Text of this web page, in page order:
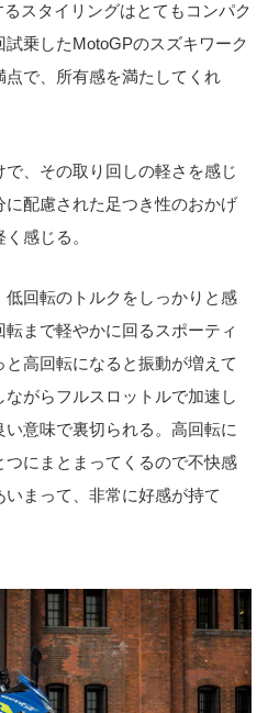
スタイリングはとてもコンパク
試乗したMotoGPのスズキワーク
で、所有感を満たしてくれ
、その取り回しの軽さを感じ
配慮された足つき性のおかげ
感じる。
回転のトルクをしっかりと感
まで軽やかに回るスポーティ
高回転になると振動が増えて
がらフルスロットルで加速し
意味で裏切られる。高回転に
にまとまってくるので不快感
まって、非常に好感が持て